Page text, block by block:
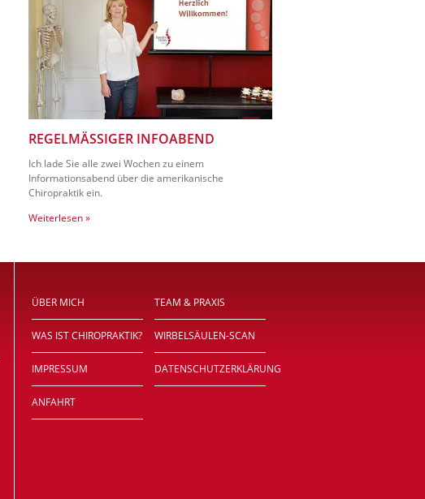
REGELMÄSSIGER INFOABEND
Ich lade Sie alle zwei Wochen zu einem
Informationsabend über die amerikanische
Chiropraktik ein.
Weiterlesen »
ÜBER MICH TEAM & PRAXIS
WAS IST CHIROPRAKTIK? WIRBELSÄULEN-SCAN
IMPRESSUM DATENSCHUTZERKLÄRUNG
ANFAHRT